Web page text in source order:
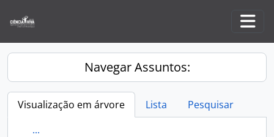
Navegar Assuntos:
Visualização em árvore Lista
Pesquisar
...